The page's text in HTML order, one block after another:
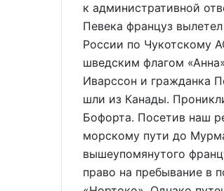
к административной
Певека француз
России по Чукотскому
шведским флагом
Иварссон и гражданка
шли из Канады.
Бофорта. Посетив наш
морскому пути до
вышеупомянутого
право на пребывание в